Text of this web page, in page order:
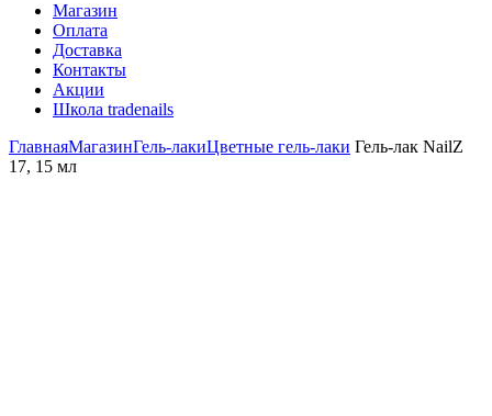
Магазин
Оплата
Доставка
Контакты
Акции
Школа tradenails
ГлавнаяМагазинГель-лакиЦветные гель-лаки Гель-лак NailZ
17, 15 мл